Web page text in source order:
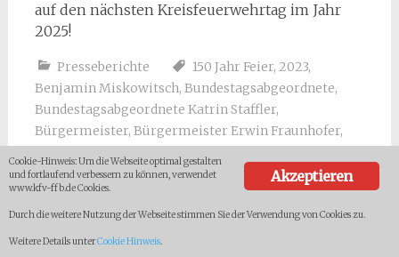
auf den nächsten Kreisfeuerwehrtag im Jahr
2025!
Presseberichte 150 Jahr Feier, 2023,
Benjamin Miskowitsch, Bundestagsabgeordnete,
Bundestagsabgeordnete Katrin Staffler,
Bürgermeister, Bürgermeister Erwin Fraunhofer,
Feuerwehr Jesenwang,Freiwillige Feuerwehr
Jesenwang,Fürstenfeldbruck Hilfsorganisationen,
Jesenwang,Katrin Staffler,KBR Christoph Gasteiger,
Kreisbrandrat,Kreisbrandrat Christoph Gasteiger
Akzeptieren
Cookie-Hinweis: Um die Webseite optimal gestalten
und fortlaufend verbessern zu können, verwendet
www.kfv-ffb.de Cookies.
Durch die weitere Nutzung der Webseite stimmen Sie der Verwendung von Cookies zu.
Weitere Details unterCookie Hinweis.